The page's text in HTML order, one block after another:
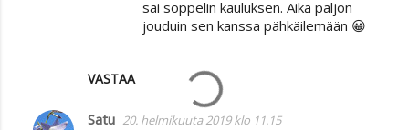
VASTAA
sai soppelin kauluksen. Aika paljon
jouduin sen kanssa pähkäilemään 😀
Satu 20. helmikuuta 2019 klo 11.15